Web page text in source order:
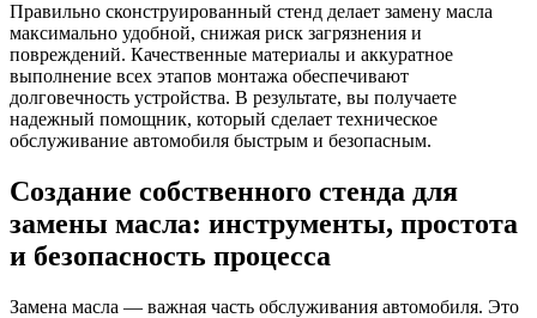
Правильно сконструированный стенд делает замену масла
максимально удобной, снижая риск загрязнения и
повреждений. Качественные материалы и аккуратное
выполнение всех этапов монтажа обеспечивают
долговечность устройства. В результате, вы получаете
надежный помощник, который сделает техническое
обслуживание автомобиля быстрым и безопасным.
Создание собственного стенда для
замены масла: инструменты, простота
и безопасность процесса
Замена масла — важная часть обслуживания автомобиля. Это